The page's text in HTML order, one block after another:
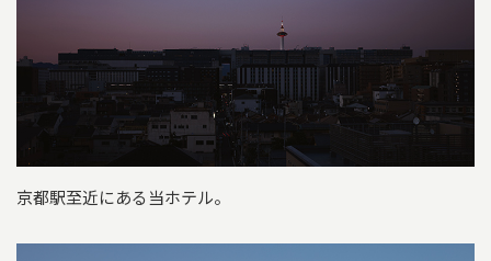
京都駅至近にある当ホテル。